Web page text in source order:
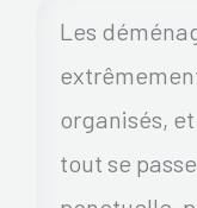
Les
organisés,
tout se